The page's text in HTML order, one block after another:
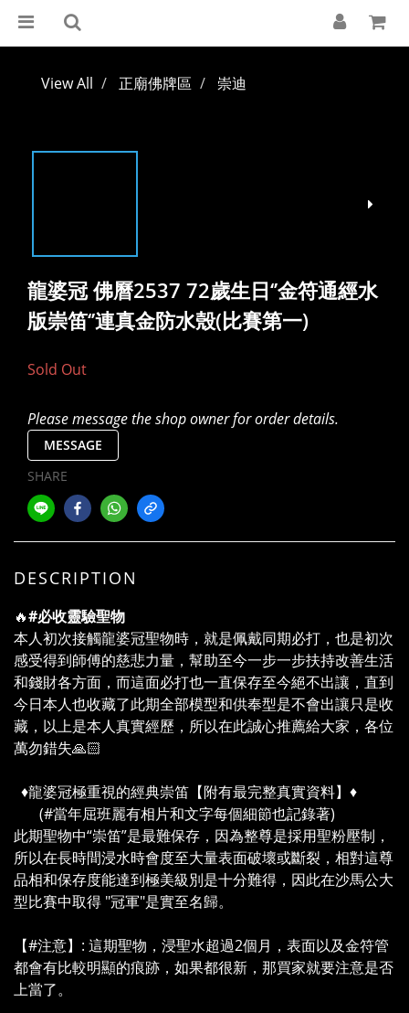
View All 正廟佛牌區 崇迪
龍婆冠 佛曆2537 72歲生日‘’金符通經水
版崇笛‘’連真金防水殼(比賽第一)
Sold Out
Please message the shop owner for order details.
MESSAGE
SHARE
DESCRIPTION
🔥#必收靈驗聖物
本人初次接觸龍婆冠聖物時，就是佩戴同期必打，也是初次
感受得到師傅的慈悲力量，幫助至今一步一步扶持改善生活
和錢財各方面，而這面必打也一直保存至今絕不出讓，直到
今日本人也收藏了此期全部模型和供奉型是不會出讓只是收
藏，以上是本人真實經歷，所以在此誠心推薦給大家，各位
萬勿錯失🙏🏻
♦️龍婆冠極重視的經典崇笛【附有最完整真實資料】♦️
(#當年屈班麗有相片和文字每個細節也記錄著)
此期聖物中“崇笛”是最難保存，因為整尊是採用聖粉壓制，
所以在長時間浸水時會度至大量表面破壞或斷裂，相對這尊
品相和保存度能達到極美級別是十分難得，因此在沙馬公大
型比賽中取得 "冠軍"是實至名歸。
【#注意】: 這期聖物，浸聖水超過2個月，表面以及金符管
都會有比較明顯的痕跡，如果都很新，那買家就要注意是否
上當了。